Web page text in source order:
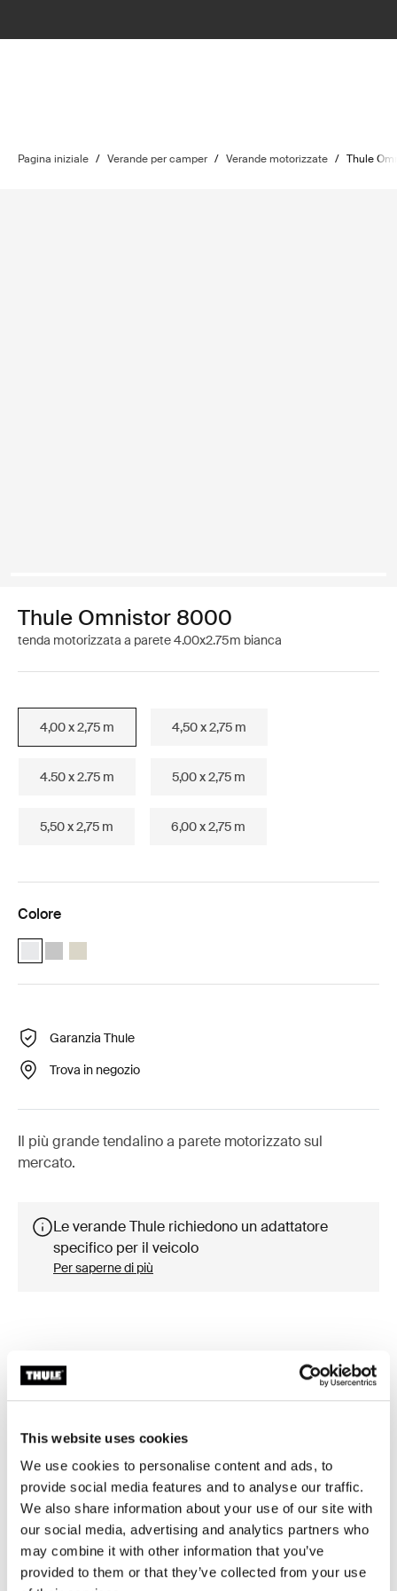
This website uses cookies
We use cookies to personalise content and ads, to
provide social media features and to analyse our traffic.
We also share information about your use of our site with
our social media, advertising and analytics partners who
may combine it with other information that you’ve
provided to them or that they’ve collected from your use
Pagina iniziale / Verande per camper / Verande motorizzate / Thule
Thule Omnistor 8000
tenda motorizzata a parete 4.00x2.75m bianca
4,00 x 2,75 m 4,50 x 2,75 m
4.50 x 2.75 m 5,00 x 2,75 m
5,50 x 2,75 m 6,00 x 2,75 m
Colore
Thule Omnistor 8000 Motorized (4.00x2.75) Bianco (selected)
Thule Omnistor 8000 Motorized (4.00x2.75) Anodizzato
Thule Omnistor 8000 Motorized (4.00x2.75) Crema
Garanzia Thule
Trova in negozio
Il più grande tendalino a parete motorizzato sul
mercato.
Le verande Thule richiedono un adattatore
specifico per il veicolo
Per saperne di più
Accessori per Thule Omnistor 8000